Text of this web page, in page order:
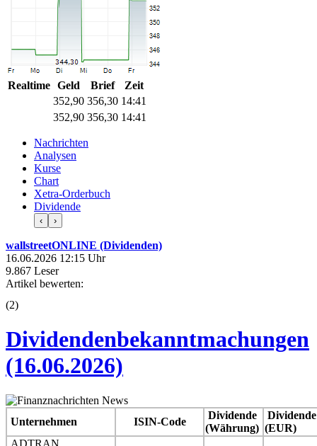
Realtime Geld Brief
Zeit
352,90 356,30 14:41
352,90 356,30 14:41
Nachrichten
Analysen
Kurse
Chart
Xetra-Orderbuch
Dividende
‹ ›
wallstreetONLINE (Dividenden)
16.06.2026 12:15 Uhr
9.867 Leser
Artikel bewerten:
(2)
Dividendenbekanntmachungen
(16.06.2026)
Unternehmen ISIN-Code
Dividende
(Währung)
Dividende
(EUR)
ADTRAN